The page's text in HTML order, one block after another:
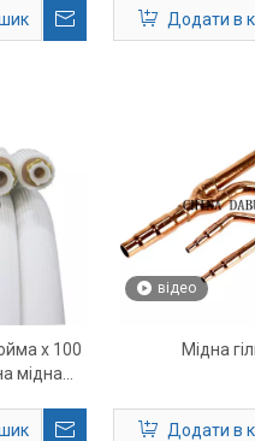
ліній HVAC для
систем і
Додати в
x 100
мідна
відео
Мідна
Додати в